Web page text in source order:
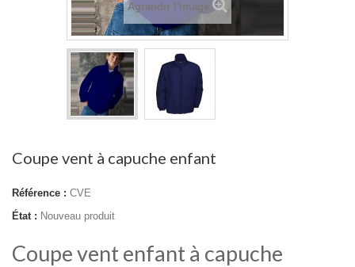
Agrandir l'image
Coupe vent à capuche enfant
Référence : CVE
État : Nouveau produit
Coupe vent enfant à capuche